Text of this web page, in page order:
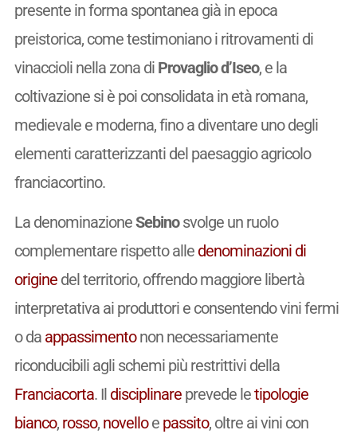
presente in forma spontanea già in epoca
preistorica, come testimoniano i ritrovamenti di
vinaccioli nella zona di Provaglio d’Iseo, e la
coltivazione si è poi consolidata in età romana,
medievale e moderna, fino a diventare uno degli
elementi caratterizzanti del paesaggio agricolo
franciacortino.
La denominazioneSebinosvolge un ruolo
complementare rispetto alle denominazioni di
originedel territorio, offrendo maggiore libertà
interpretativa ai produttori e consentendo vini fermi
o da appassimentonon necessariamente
riconducibili agli schemi più restrittivi della
Franciacorta. Il disciplinareprevede letipologie
bianco, rosso, novelloe passito, oltre ai vini con